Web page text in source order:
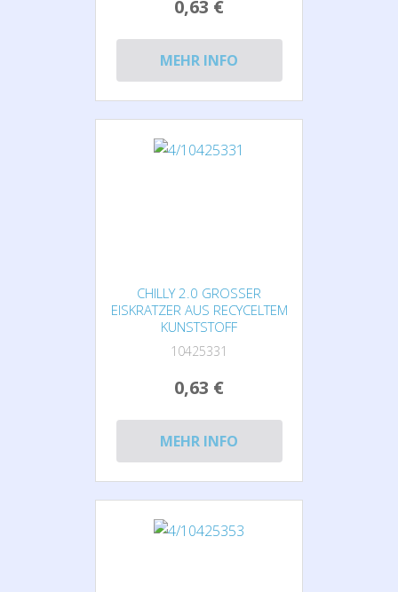
0,63 €
MEHR INFO
CHILLY 2.0 GROSSER E
ISKRATZER AUS RECYCELTEM K
UNSTSTOFF
10425331
0,63 €
MEHR INFO